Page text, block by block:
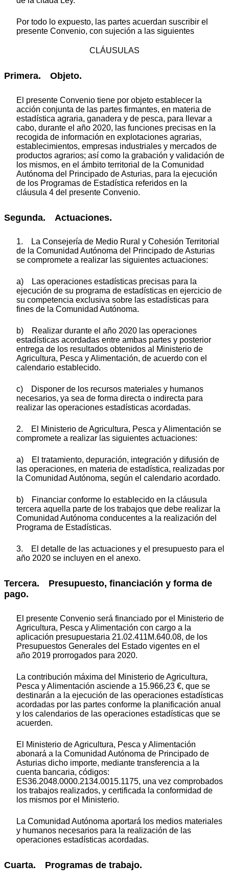
Por todo lo expuesto, las partes acuerdan suscribir el
presente Convenio, con sujeción a las siguientes
CLÁUSULAS
Primera. Objeto.
El presente Convenio tiene por objeto establecer la
acción conjunta de las partes firmantes, en materia de
estadística agraria, ganadera y de pesca, para llevar a
cabo, durante el año 2020, las funciones precisas en la
recogida de información en explotaciones agrarias,
establecimientos, empresas industriales y mercados de
productos agrarios; así como la grabación y validación de
los mismos, en el ámbito territorial de la Comunidad
Autónoma del Principado de Asturias, para la ejecución
de los Programas de Estadística referidos en la
cláusula 4 del presente Convenio.
Segunda. Actuaciones.
1. La Consejería de Medio Rural y Cohesión Territorial
de la Comunidad Autónoma del Principado de Asturias
se compromete a realizar las siguientes actuaciones:
a) Las operaciones estadísticas precisas para la
ejecución de su programa de estadísticas en ejercicio de
su competencia exclusiva sobre las estadísticas para
fines de la Comunidad Autónoma.
b) Realizar durante el año 2020 las operaciones
estadísticas acordadas entre ambas partes y posterior
entrega de los resultados obtenidos al Ministerio de
Agricultura, Pesca y Alimentación, de acuerdo con el
calendario establecido.
c) Disponer de los recursos materiales y humanos
necesarios, ya sea de forma directa o indirecta para
realizar las operaciones estadísticas acordadas.
2. El Ministerio de Agricultura, Pesca y Alimentación se
compromete a realizar las siguientes actuaciones:
a) El tratamiento, depuración, integración y difusión de
las operaciones, en materia de estadística, realizadas por
la Comunidad Autónoma, según el calendario acordado.
b) Financiar conforme lo establecido en la cláusula
tercera aquella parte de los trabajos que debe realizar la
Comunidad Autónoma conducentes a la realización del
Programa de Estadísticas.
3. El detalle de las actuaciones y el presupuesto para el
año 2020 se incluyen en el anexo.
Tercera. Presupuesto, financiación y forma de
pago.
El presente Convenio será financiado por el Ministerio de
Agricultura, Pesca y Alimentación con cargo a la
aplicación presupuestaria 21.02.411M.640.08, de los
Presupuestos Generales del Estado vigentes en el
año 2019 prorrogados para 2020.
La contribución máxima del Ministerio de Agricultura,
Pesca y Alimentación asciende a 15.966,23 €, que se
destinarán a la ejecución de las operaciones estadísticas
acordadas por las partes conforme la planificación anual
y los calendarios de las operaciones estadísticas que se
acuerden.
El Ministerio de Agricultura, Pesca y Alimentación
abonará a la Comunidad Autónoma de Principado de
Asturias dicho importe, mediante transferencia a la
cuenta bancaria, códigos:
ES36.2048.0000.2134.0015.1175, una vez comprobados
los trabajos realizados, y certificada la conformidad de
los mismos por el Ministerio.
La Comunidad Autónoma aportará los medios materiales
y humanos necesarios para la realización de las
operaciones estadísticas acordadas.
Cuarta. Programas de trabajo.